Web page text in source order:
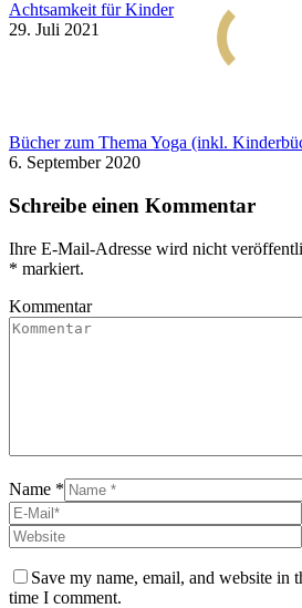
Achtsamkeit für Kinder
29. Juli 2021
Bücher zum Thema Yoga (inkl.
6. September 2020
Schreibe einen Kommentar
Ihre E-Mail-Adresse wird nicht
* markiert.
Kommentar
Name *
Save my name, email, and website in
time I comment.